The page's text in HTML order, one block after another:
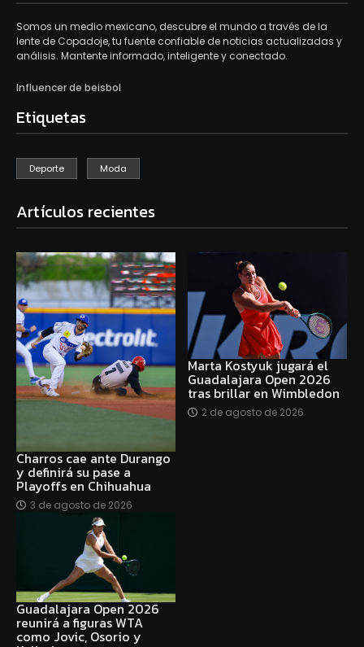
Somos un medio mexicano, descubre el mundo a través de la
lente de Copadoje, tu fuente confiable de noticias actualizadas y
análisis. Mantente informado, inteligente y conectado.
Influencer de beisbol
Etiquetas
Deporte Moda
Artículos recientes
Charros cae ante Durango
y definirá su pase a
Playoffs en Chihuahua
3 de agosto de 2026
Marta Kostyuk jugará el
Guadalajara Open 2026
tras brillar en Wimbledon
2 de agosto de 2026
Guadalajara Open 2026
reunirá a figuras WTA
como Jovic, Osorio y